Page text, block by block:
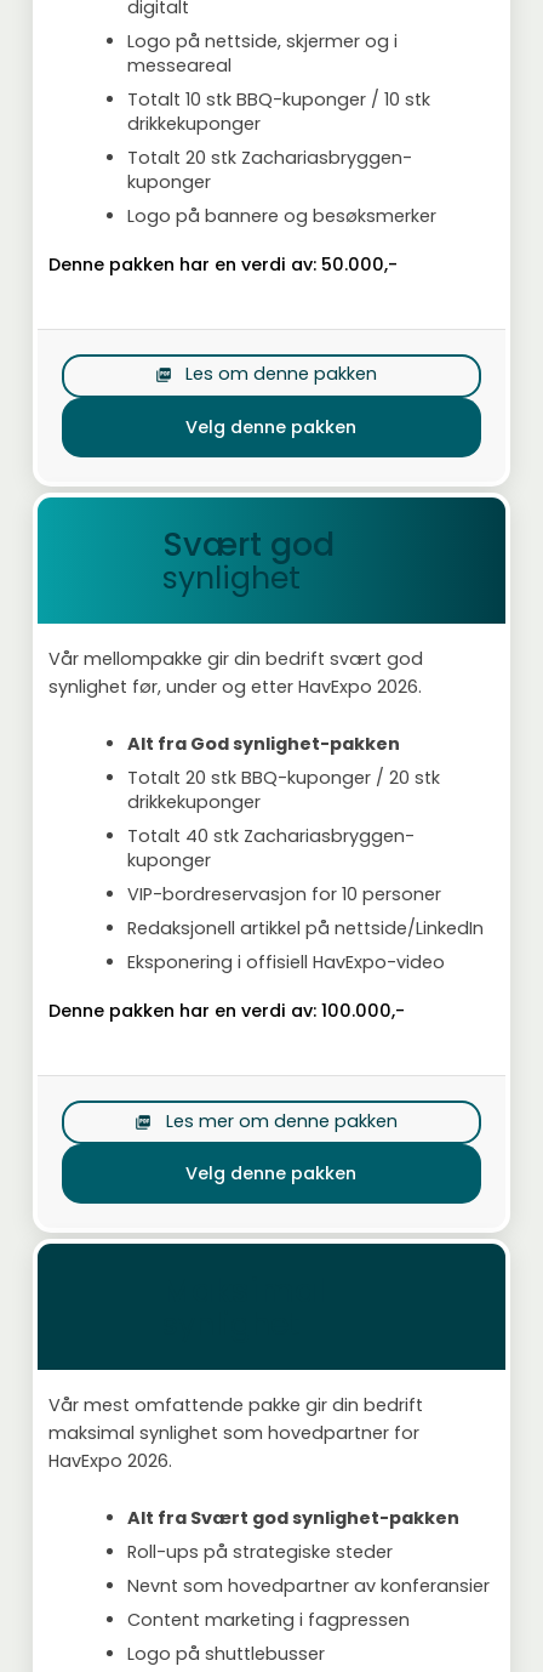
digitalt
Logo på nettside, skjermer og i
messeareal
Totalt 10 stk BBQ-kuponger / 10 stk
drikkekuponger
Totalt 20 stk Zachariasbryggen-
kuponger
Logo på bannere og besøksmerker
Denne pakken har en verdi av: 50.000,-
picture_as_pdf Les om denne pakken
Velg denne pakken
Svært god
synlighet
Vår mellompakke gir din bedrift svært god
synlighet før, under og etter HavExpo 2026.
Alt fra God synlighet-pakken
Totalt 20 stk BBQ-kuponger / 20 stk
drikkekuponger
Totalt 40 stk Zachariasbryggen-
kuponger
VIP-bordreservasjon for 10 personer
Redaksjonell artikkel på nettside/LinkedIn
Eksponering i offisiell HavExpo-video
Denne pakken har en verdi av: 100.000,-
picture_as_pdf Les mer om denne pakken
Velg denne pakken
Vår mest omfattende pakke gir din bedrift
maksimal synlighet som hovedpartner for
HavExpo 2026.
Alt fra Svært god synlighet-pakken
Roll-ups på strategiske steder
Nevnt som hovedpartner av konferansier
Content marketing i fagpressen
Logo på shuttlebusser